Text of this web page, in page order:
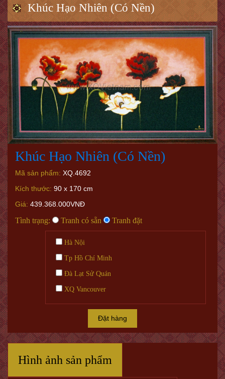
Khúc Hạo Nhiên (Có Nền)
Khúc Hạo Nhiên (Có Nền)
Mã sản phẩm: XQ.4692
Kích thước: 90 x 170 cm
Giá: 439.368.000VNĐ
Tình trạng: Tranh có sẵn Tranh đặt
Hà Nội
Tp Hồ Chí Minh
Đà Lạt Sử Quán
XQ Vancouver
Đặt hàng
Hình ảnh sản phẩm